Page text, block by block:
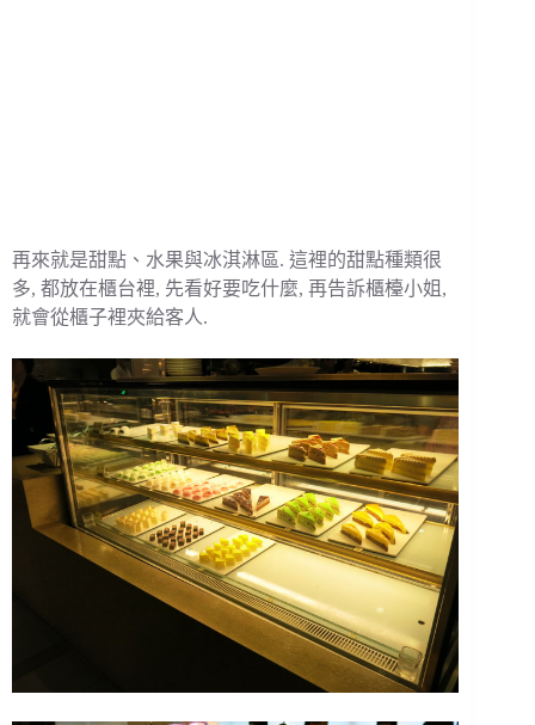
再來就是甜點、水果與冰淇淋區. 這裡的甜點種類很
多, 都放在櫃台裡, 先看好要吃什麼, 再告訴櫃檯小姐,
就會從櫃子裡夾給客人.